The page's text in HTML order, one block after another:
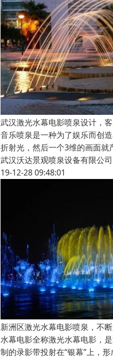
武汉激光水幕电影喷泉设计，
音乐喷泉是一种为了娱乐而创
折射光，然后一个3维的画面
武汉沃达景观喷泉设备有限公司
19-12-28 09:48:01
新洲区激光水幕电影喷泉，不
水幕电影全称激光水幕电影，
制的录影带投射在“银幕”上，